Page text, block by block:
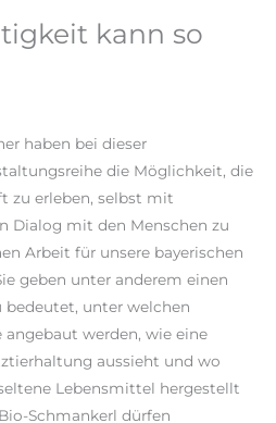
kann so
haben bei dieser
die Möglichkeit, die
zu erleben, selbst mit
Dialog mit den Menschen zu
Arbeit für unsere bayerischen
geben unter anderem einen
bedeutet, unter welchen
werden, wie eine
aussieht und wo
Lebensmittel hergestellt
Schmankerl dürfen